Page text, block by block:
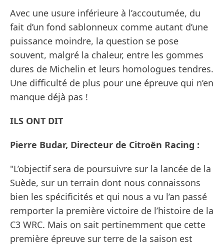
Avec une usure inférieure à l’accoutumée, du
fait d’un fond sablonneux comme autant d’une
puissance moindre, la question se pose
souvent, malgré la chaleur, entre les gommes
dures de Michelin et leurs homologues tendres.
Une difficulté de plus pour une épreuve qui n’en
manque déjà pas !
ILS ONT DIT
Pierre Budar, Directeur de Citroën Racing :
"L’objectif sera de poursuivre sur la lancée de la
Suède, sur un terrain dont nous connaissons
bien les spécificités et qui nous a vu l’an passé
remporter la première victoire de l’histoire de la
C3 WRC. Mais on sait pertinemment que cette
première épreuve sur terre de la saison est